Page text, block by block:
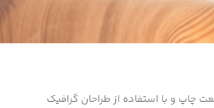
چاپ و با استفاده از طراحان گرافیک